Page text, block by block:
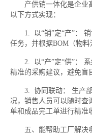
产供销一体化是企业高
以下方式实现：
1. 以“销”定“产”： 销
任务，并根据BOM（物料
2. 以“产”定“供”： 系
精准的采购建议，避免盲
3. 协同联动： 生产部
况，销售人员可以随时查
单和成品完工单进行精准
五、能帮助工厂解决